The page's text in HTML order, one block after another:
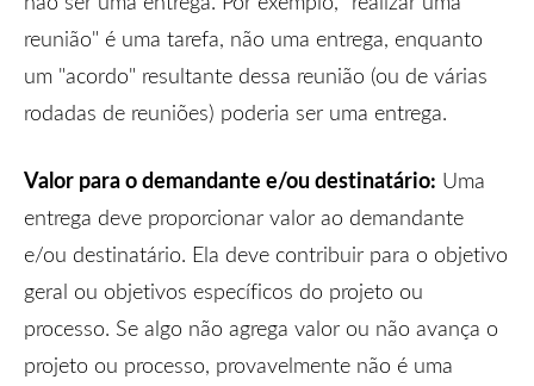
reunião" é uma tarefa, não uma entrega, enquanto
um "acordo" resultante dessa reunião (ou de várias
rodadas de reuniões) poderia ser uma entrega.
Valor para o demandante e/ou destinatário: Uma
entrega deve proporcionar valor ao demandante
e/ou destinatário. Ela deve contribuir para o objetivo
geral ou objetivos específicos do projeto ou
processo. Se algo não agrega valor ou não avança o
projeto ou processo, provavelmente não é uma